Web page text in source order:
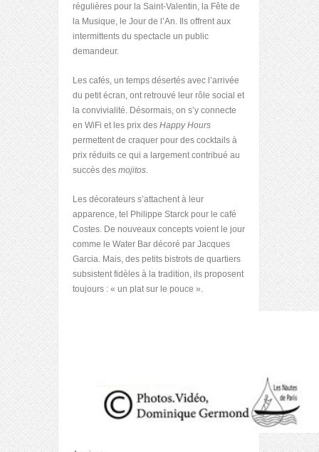
régulières pour la Saint-Valentin, la Fête de
la Musique, le Jour de l’An. Ils offrent aux
intermittents du spectacle un public
demandeur.
Les cafés, un temps désertés avec l’arrivée
du petit écran, ont retrouvé leur rôle social et
la convivialité. Désormais, on s’y connecte
en WiFi et les prix des Happy Hours
permettent de craquer pour des cocktails à
prix réduits ce qui a largement contribué au
succès des mojitos.
Les décorateurs s’attachent à leur
apparence, tel Philippe Starck pour le café
Costes. De nouveaux concepts voient le jour
comme le Water Bar décoré par Jacques
Garcia. Mais, des petits bistrots de quartiers
subsistent fidèles à la tradition, ils proposent
toujours : « un plat sur le pouce ».